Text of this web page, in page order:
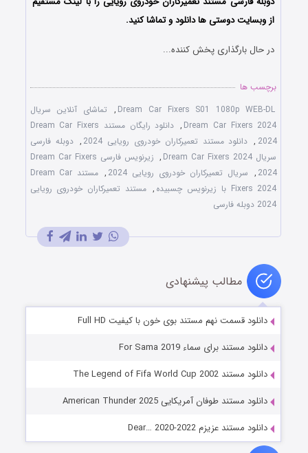
از وبسایت دوستی ها دانلود و تماشا کنید.
در حال بارگذاری پخش کننده...
برچسب ها
Dream Car Fixers S01 1080p WEB-DL
, تماشای آنلاین سریال
Dream Car Fixers 2024
,
دانلود رایگان مستند Dream Car Fixers
2024
, دانلود مستند تعمیرکاران خودروی رویایی 2024 , دوبله فارسی
سریال Dream Car Fixers 2024
,
زیرنویس فارسی Dream Car Fixers
2024
, سریال تعمیرکاران خودروی رویایی 2024 ,
مستند Dream Car
Fixers 2024 با زیرنویس چسبیده
, مستند تعمیرکاران خودروی رویایی
2024 دوبله فارسی
مطالب پیشنهادی
دانلود قسمت نهم مستند بوی خون با کیفیت Full HD
دانلود مستند برای سماء For Sama 2019
دانلود مستند The Legend of Fifa World Cup 2002
دانلود مستند طوفان آمریکایی American Thunder 2025
دانلود مستند عزیزم Dear… 2020-2022